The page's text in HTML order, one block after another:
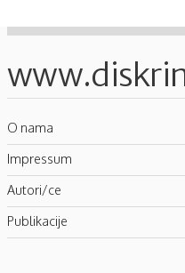
O nama
Impressum
Autori/ce
Publikacije